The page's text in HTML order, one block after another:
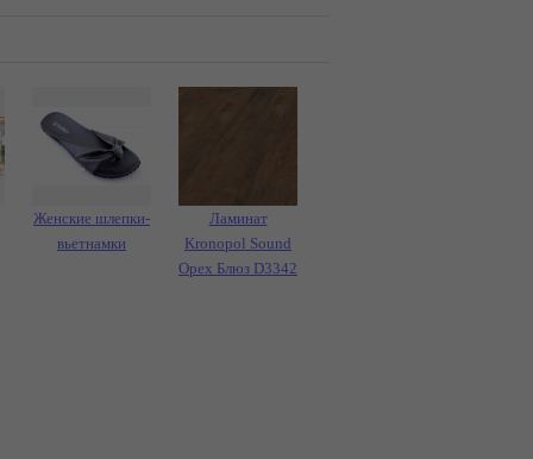
Женские шлепки-
вьетнамки
Ламинат
Kronopol Sound
Орех Блюз D3342